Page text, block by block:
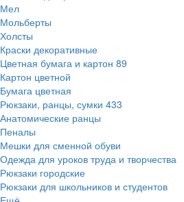
Мел
Мольберты
Холсты
Краски декоративные
Цветная бумага и картон 89
Картон цветной
Бумага цветная
Рюкзаки, ранцы, сумки 433
Анатомические ранцы
Пеналы
Мешки для сменной обуви
Одежда для уроков труда и творчества
Рюкзаки городские
Рюкзаки для школьников и студентов